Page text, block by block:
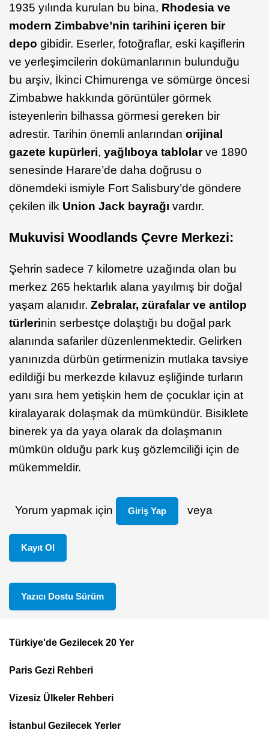
1935 yılında kurulan bu bina, Rhodesia ve
modern Zimbabve’nin tarihini içeren bir
depo gibidir. Eserler, fotoğraflar, eski kaşiflerin
ve yerleşimcilerin dokümanlarının bulunduğu
bu arşiv, İkinci Chimurenga ve sömürge öncesi
Zimbabwe hakkında görüntüler görmek
isteyenlerin bilhassa görmesi gereken bir
adrestir. Tarihin önemli anlarından orijinal
gazete kupürleri, yağlıboya tablolarve 1890
senesinde Harare’de daha doğrusu o
dönemdeki ismiyle Fort Salisbury’de göndere
çekilen ilk Union Jack bayrağı vardır.
Mukuvisi Woodlands Çevre Merkezi:
Şehrin sadece 7 kilometre uzağında olan bu
merkez 265 hektarlık alana yayılmış bir doğal
yaşam alanıdır. Zebralar, zürafalar ve antilop
türlerinin serbestçe dolaştığı bu doğal park
alanında safariler düzenlenmektedir. Gelirken
yanınızda dürbün getirmenizin mutlaka tavsiye
edildiği bu merkezde kılavuz eşliğinde turların
yanı sıra hem yetişkin hem de çocuklar için at
kiralayarak dolaşmak da mümkündür. Bisiklete
binerek ya da yaya olarak da dolaşmanın
mümkün olduğu park kuş gözlemciliği için de
mükemmeldir.
Yorum yapmak için Giriş Yap veya
Kayıt Ol
Yazıcı Dostu Sürüm
Top
Menu
Türkiye'de Gezilecek 20 Yer
Paris Gezi Rehberi
Vizesiz Ülkeler Rehberi
İstanbul Gezilecek Yerler